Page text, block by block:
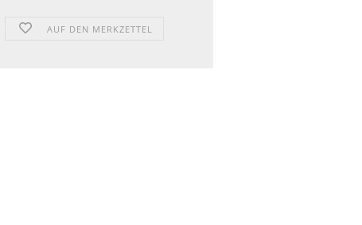
AUF DEN MERKZETTEL